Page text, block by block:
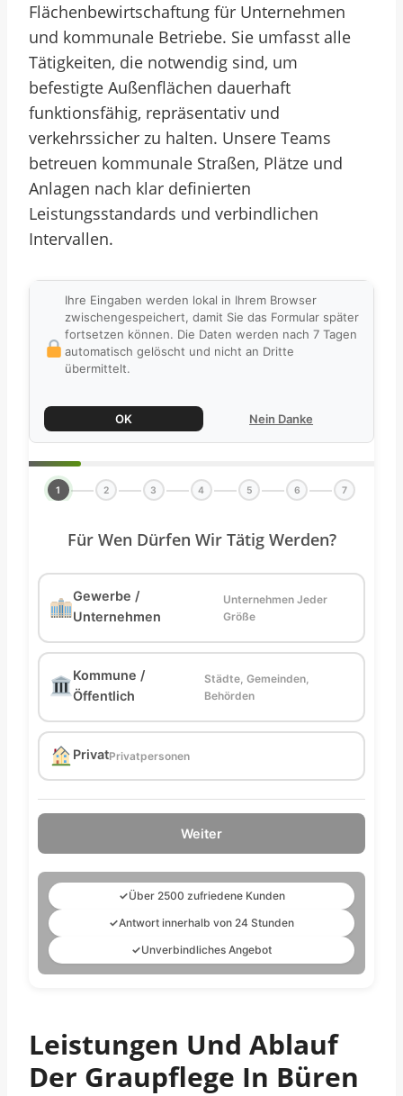
Flächenbewirtschaftung für Unternehmen
und kommunale Betriebe. Sie umfasst alle
Tätigkeiten, die notwendig sind, um
befestigte Außenflächen dauerhaft
funktionsfähig, repräsentativ und
verkehrssicher zu halten. Unsere Teams
betreuen kommunale Straßen, Plätze und
Anlagen nach klar definierten
Leistungsstandards und verbindlichen
Intervallen.
Ihre Eingaben werden lokal in Ihrem Browser
zwischengespeichert, damit Sie das Formular später
fortsetzen können. Die Daten werden nach 7 Tagen
automatisch gelöscht und nicht an Dritte
übermittelt.
OK Nein Danke
1 2 3 4 5 6 7
Für Wen Dürfen Wir Tätig Werden?
Gewerbe /
Unternehmen
Unternehmen Jeder
Größe
Kommune /
Öffentlich
Städte, Gemeinden,
Behörden
PrivatPrivatpersonen
Weiter
✓Über 2500 zufriedene Kunden
✓Antwort innerhalb von 24 Stunden
✓Unverbindliches Angebot
Leistungen Und Ablauf
Der Graupflege In Büren